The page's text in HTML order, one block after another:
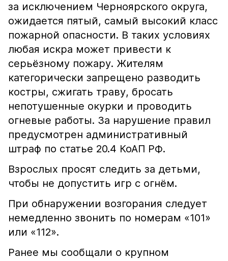
за исключением Черноярского округа,
ожидается пятый, самый высокий класс
пожарной опасности. В таких условиях
любая искра может привести к
серьёзному пожару. Жителям
категорически запрещено разводить
костры, сжигать траву, бросать
непотушенные окурки и проводить
огневые работы. За нарушение правил
предусмотрен административный
штраф по статье 20.4 КоАП РФ.
Взрослых просят следить за детьми,
чтобы не допустить игр с огнём.
При обнаружении возгорания следует
немедленно звонить по номерам «101»
или «112».
Ранее мы сообщали о крупном